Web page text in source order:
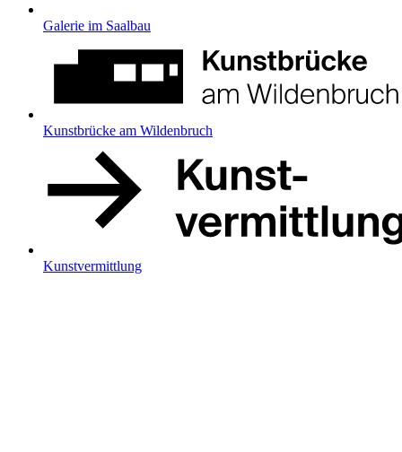
Galerie im Saalbau
Kunstbrücke am Wildenbruch
Kunstvermittlung